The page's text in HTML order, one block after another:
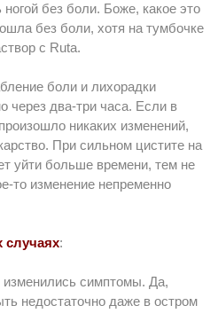
без боли. Боже, какое это
без боли, хотя на тумбочке
с Ruta.
боли и лихорадки
через два-три часа. Если в
никаких изменений,
При сильном цистите на
уйти больше времени, тем не
то изменение непременно
случаях:
изменились симптомы. Да,
недостаточно даже в остром